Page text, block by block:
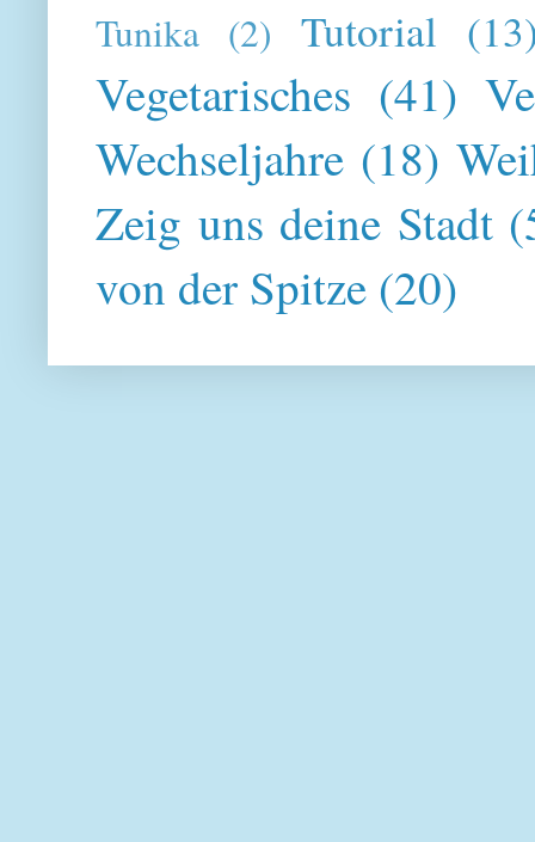
Tunika (2) Tutorial
Vegetarisches (41)
Wechseljahre (18)
Zeig uns deine Stadt
von der Spitze (20)